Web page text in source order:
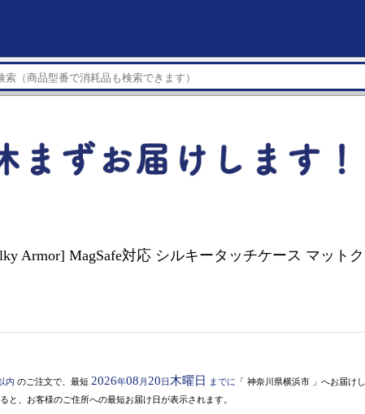
Armor] MagSafe対応 シルキータッチケース マットク
内 のご注文で、最短 2026年08 月 20日 木曜日 までに 「 神奈川県横浜市 」 へお届けし
と、お客様のご住所への最短お届け日が表示されます。